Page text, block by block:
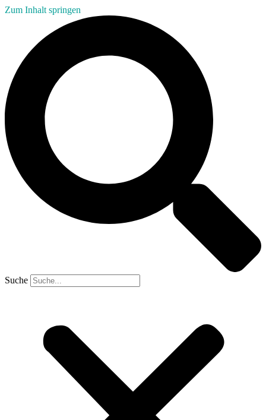
Zum Inhalt springen
Suche